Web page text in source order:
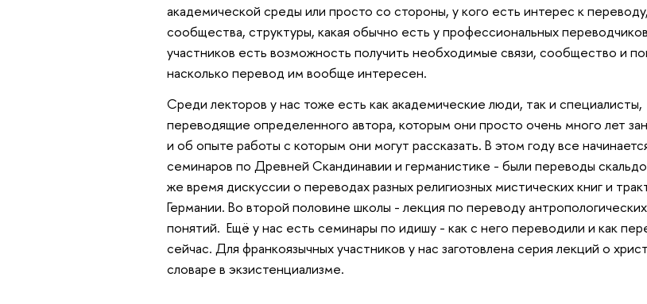
академической среды или просто со стороны, у кого есть интерес к
сообщества, структуры, какая обычно есть у профессиональных
участников есть возможность получить необходимые связи, сообщество и
насколько перевод им вообще интересен.
Среди лекторов у нас тоже есть как академические люди, так и специалисты,
переводящие определенного автора, которым они просто очень много лет
и об опыте работы с которым они могут рассказать. В этом году все
семинаров по Древней Скандинавии и германистике - были переводы
же время дискуссии о переводах разных религиозных мистических книг и
Германии. Во второй половине школы - лекция по переводу антропологических
понятий. Ещё у нас есть семинары по идишу - как с него переводили и как
сейчас. Для франкоязычных участников у нас заготовлена серия лекций о
словаре в экзистенциализме.